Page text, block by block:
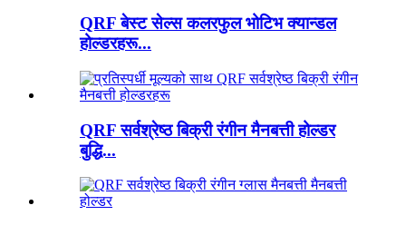
QRF बेस्ट सेल्स कलरफुल भोटिभ क्यान्डल
होल्डरहरू...
QRF सर्वश्रेष्ठ बिक्री रंगीन मैनबत्ती होल्डर
बुद्धि...